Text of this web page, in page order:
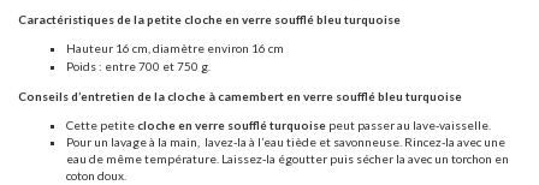
Caractéristiques de la petite cloche en verre soufflé bleu turquoise
Hauteur 16 cm, diamètre environ 16 cm
Poids : entre 700 et 750 g.
Conseils d’entretien de la cloche à camembert en verre soufflé bleu turquoise
Cette petiteclocheen verre soufflé turquoise peut passer au lave-vaisselle.
Pour un lavage à la main, lavez-la à l’eau tiède et savonneuse. Rincez-la avec une
eau de même température. Laissez-la égoutter puis sécher la avec un torchon en
coton doux.